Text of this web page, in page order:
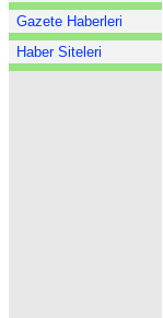
Gazete Haberleri
Haber Siteleri